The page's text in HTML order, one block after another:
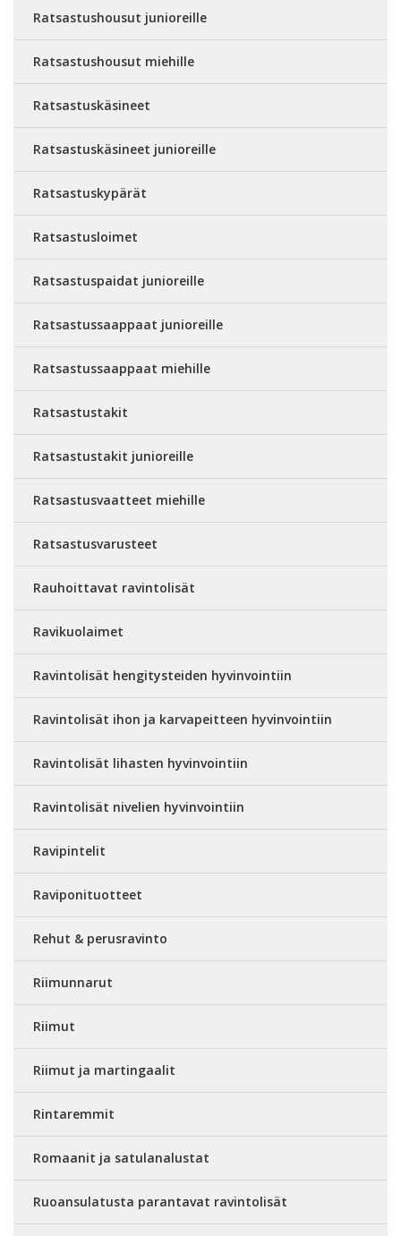
Ratsastushousut junioreille
Ratsastushousut miehille
Ratsastuskäsineet
Ratsastuskäsineet junioreille
Ratsastuskypärät
Ratsastusloimet
Ratsastuspaidat junioreille
Ratsastussaappaat junioreille
Ratsastussaappaat miehille
Ratsastustakit
Ratsastustakit junioreille
Ratsastusvaatteet miehille
Ratsastusvarusteet
Rauhoittavat ravintolisät
Ravikuolaimet
Ravintolisät hengitysteiden hyvinvointiin
Ravintolisät ihon ja karvapeitteen hyvinvointiin
Ravintolisät lihasten hyvinvointiin
Ravintolisät nivelien hyvinvointiin
Ravipintelit
Raviponituotteet
Rehut & perusravinto
Riimunnarut
Riimut
Riimut ja martingaalit
Rintaremmit
Romaanit ja satulanalustat
Ruoansulatusta parantavat ravintolisät